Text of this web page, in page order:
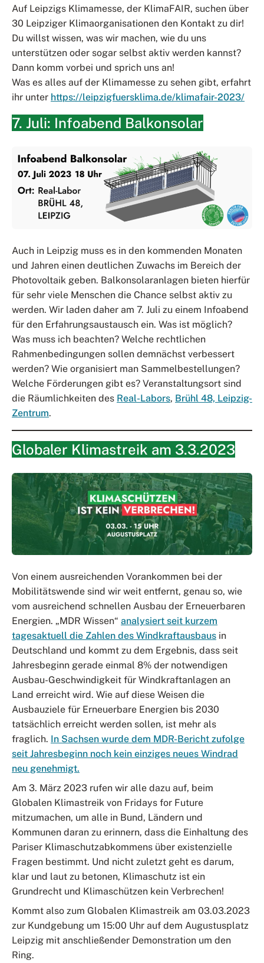
Auf Leipzigs Klimamesse, der KlimaFAIR, suchen über
30 Leipziger Klimaorganisationen den Kontakt zu dir!
Du willst wissen, was wir machen, wie du uns
unterstützen oder sogar selbst aktiv werden kannst?
Dann komm vorbei und sprich uns an!
Was es alles auf der Klimamesse zu sehen gibt, erfahrt
ihr unter https://leipzigfuersklima.de/klimafair-2023/
7. Juli: Infoabend Balkonsolar
Auch in Leipzig muss es in den kommenden Monaten
und Jahren einen deutlichen Zuwachs im Bereich der
Photovoltaik geben. Balkonsolaranlagen bieten hierfür
für sehr viele Menschen die Chance selbst aktiv zu
werden. Wir laden daher am 7. Juli zu einem Infoabend
für den Erfahrungsaustausch ein. Was ist möglich?
Was muss ich beachten? Welche rechtlichen
Rahmenbedingungen sollen demnächst verbessert
werden? Wie organisiert man Sammelbestellungen?
Welche Förderungen gibt es? Veranstaltungsort sind
die Räumlichkeiten des Real-Labors, Brühl 48, Leipzig-
Zentrum.
Globaler Klimastreik am 3.3.2023
Von einem ausreichenden Vorankommen bei der
Mobilitätswende sind wir weit entfernt, genau so, wie
vom ausreichend schnellen Ausbau der Erneuerbaren
Energien. „MDR Wissen“ analysiert seit kurzem
tagesaktuell die Zahlen des Windkraftausbaus in
Deutschland und kommt zu dem Ergebnis, dass seit
Jahresbeginn gerade einmal 8% der notwendigen
Ausbau-Geschwindigkeit für Windkraftanlagen an
Land erreicht wird. Wie auf diese Weisen die
Ausbauziele für Erneuerbare Energien bis 2030
tatsächlich erreicht werden sollen, ist mehr als
fraglich. In Sachsen wurde dem MDR-Bericht zufolge
seit Jahresbeginn noch kein einziges neues Windrad
neu genehmigt.
Am 3. März 2023 rufen wir alle dazu auf, beim
Globalen Klimastreik von Fridays for Future
mitzumachen, um alle in Bund, Ländern und
Kommunen daran zu erinnern, dass die Einhaltung des
Pariser Klimaschutzabkommens über existenzielle
Fragen bestimmt. Und nicht zuletzt geht es darum,
klar und laut zu betonen, Klimaschutz ist ein
Grundrecht und Klimaschützen kein Verbrechen!
Kommt also zum Globalen Klimastreik am 03.03.2023
zur Kundgebung um 15:00 Uhr auf dem Augustusplatz
Leipzig mit anschließender Demonstration um den
Ring.